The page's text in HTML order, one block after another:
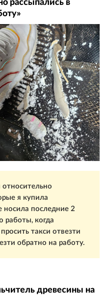
рассыпались в
я купила
носила последние 2
работы, когда
такси отвезти
обратно на работу.
древесины на